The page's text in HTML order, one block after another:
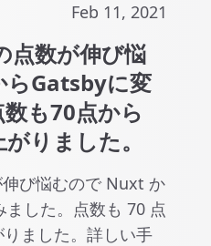
Feb 11, 2021
数が伸び悩
Gatsbyに変
も70点から
りました。
び悩むので Nuxt か
した。点数も 70 点
ました。詳しい手